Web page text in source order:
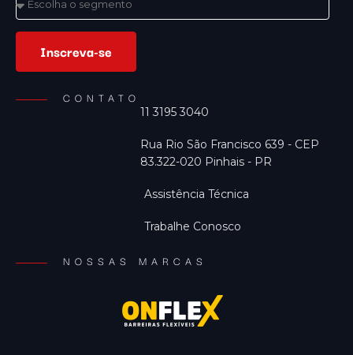
Inscreva-se
CONTATO
11 3195 3040
Rua Rio São Francisco 639 - CEP
83.322-020 Pinhais - PR
Assistência Técnica
Trabalhe Conosco
NOSSAS MARCAS